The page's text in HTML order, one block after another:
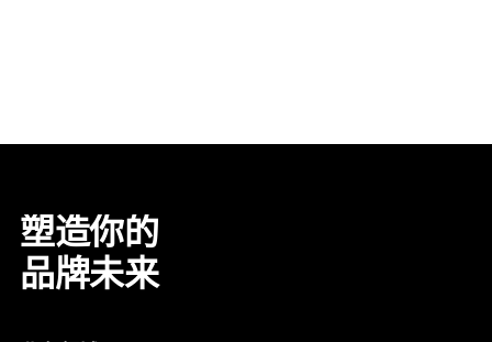
塑造你的
品牌未来